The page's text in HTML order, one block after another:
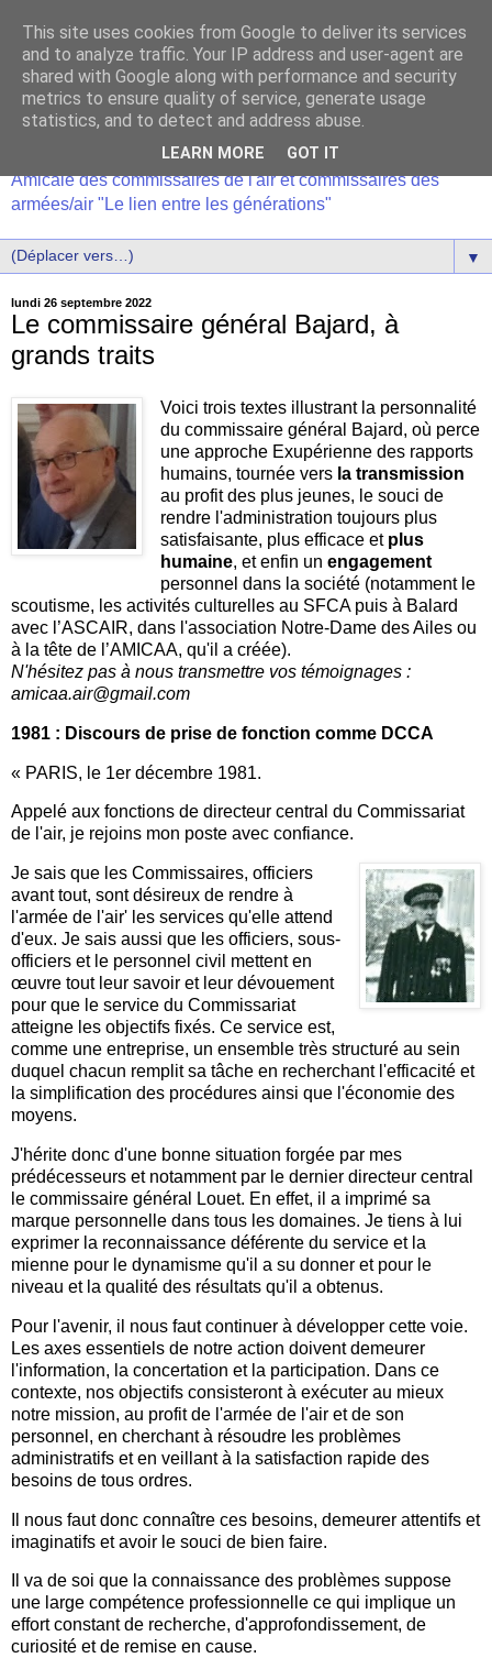
Amicale des commissaires de l'air et commissaires des
armées/air "Le lien entre les générations"
▼
lundi 26 septembre 2022
Le commissaire général Bajard, à
grands traits
Voici trois textes illustrant la personnalité
du commissaire général Bajard, où perce
une approche Exupérienne des rapports
humains, tournée vers la transmission
au profit des plus jeunes, le souci de
rendre l'administration toujours plus
satisfaisante, plus efficace et plus
humaine, et enfin un engagement
personnel dans la société (notamment le
scoutisme, les activités culturelles au SFCA puis à Balard
avec l’ASCAIR, dans l'association Notre-Dame des Ailes ou
à la tête de l’AMICAA, qu'il a créée).
N'hésitez pas à nous transmettre vos témoignages :
amicaa.air@gmail.com
1981 : Discours de prise de fonction comme DCCA
« PARIS, le 1er décembre 1981.
Appelé aux fonctions de directeur central du Commissariat
de l'air, je rejoins mon poste avec confiance.
Je sais que les Commissaires, officiers
avant tout, sont désireux de rendre à
l'armée de l'air' les services qu'elle attend
d'eux. Je sais aussi que les officiers, sous-
officiers et le personnel civil mettent en
œuvre tout leur savoir et leur dévouement
pour que le service du Commissariat
atteigne les objectifs fixés. Ce service est,
comme une entreprise, un ensemble très structuré au sein
duquel chacun remplit sa tâche en recherchant l'efficacité et
la simplification des procédures ainsi que l'économie des
moyens.
J'hérite donc d'une bonne situation forgée par mes
prédécesseurs et notamment par le dernier directeur central
le commissaire général Louet. En effet, il a imprimé sa
marque personnelle dans tous les domaines. Je tiens à lui
exprimer la reconnaissance déférente du service et la
mienne pour le dynamisme qu'il a su donner et pour le
niveau et la qualité des résultats qu'il a obtenus.
Pour l'avenir, il nous faut continuer à développer cette voie.
Les axes essentiels de notre action doivent demeurer
l'information, la concertation et la participation. Dans ce
contexte, nos objectifs consisteront à exécuter au mieux
notre mission, au profit de l'armée de l'air et de son
personnel, en cherchant à résoudre les problèmes
administratifs et en veillant à la satisfaction rapide des
besoins de tous ordres.
Il nous faut donc connaître ces besoins, demeurer attentifs et
imaginatifs et avoir le souci de bien faire.
Il va de soi que la connaissance des problèmes suppose
une large compétence professionnelle ce qui implique un
effort constant de recherche, d'approfondissement, de
curiosité et de remise en cause.
This site uses cookies from Google to deliver its services
and to analyze traffic. Your IP address and user-agent are
shared with Google along with performance and security
metrics to ensure quality of service, generate usage
statistics, and to detect and address abuse.
LEARN MORE GOT IT